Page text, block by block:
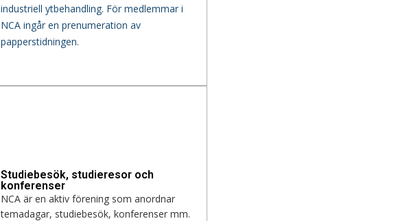
industriell ytbehandling. För medlemmar i
NCA ingår en prenumeration av
papperstidningen.
Studiebesök, studieresor och
konferenser
NCA är en aktiv förening som anordnar
temadagar, studiebesök, konferenser mm.